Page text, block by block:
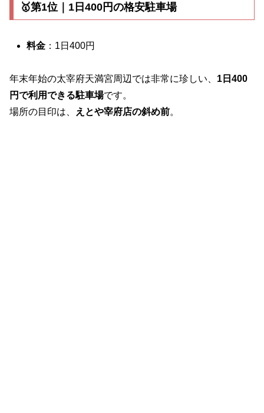
🥇第1位｜1日400円の格安駐車場
料金 ：1日400円
年末年始の太宰府天満宮周辺では非常に珍しい、 1日400
円で利用できる駐車場です。
場所の目印は、
えとや宰府店の斜め前。